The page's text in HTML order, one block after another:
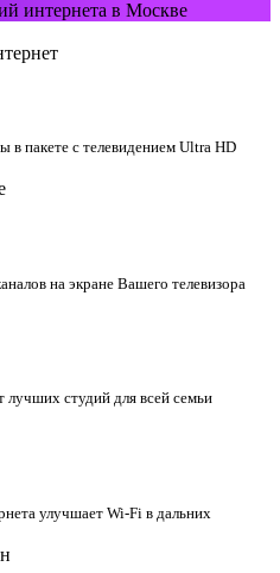
пакете с телевидением Ultra HD
на экране Вашего телевизора
студий для всей семьи
улучшает Wi-Fi в дальних